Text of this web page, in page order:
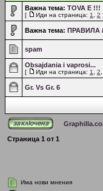
Важна тема: TOVA E !!!
[ Иди на страница: 1 2 ]
Важна тема: ПРАВИЛА /
spam
Obsajdania i vaprosi...
[ Иди на страница: 1 2
Gr. Vs Gr. 6
Страница 1 от 1
Има нови мнения